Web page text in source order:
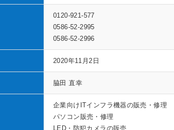
0120-921-577
0586-52-2995
0586-52-2996
2020年11月2日
脇田 直幸
企業向けITインフラ機器の販売・修理
パソコン販売・修理
LED・防犯カメラの販売